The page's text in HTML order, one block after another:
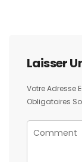
Laisser
Votre Adresse
Obligatoires